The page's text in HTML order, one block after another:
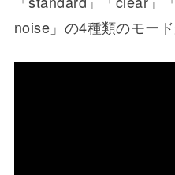
noise」の4種類のモード